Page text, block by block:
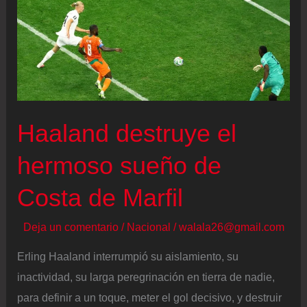
Haaland destruye el
hermoso sueño de
Costa de Marfil
Deja un comentario / Nacional /walala26@gmail.com
Erling Haaland interrumpió su aislamiento, su
inactividad, su larga peregrinación en tierra de nadie,
para definir a un toque, meter el gol decisivo, y destruir